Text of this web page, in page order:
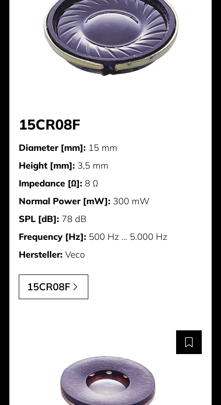
15CR08F
Diameter [mm]: 15 mm
Height [mm]: 3,5 mm
Impedance [Ω]: 8 Ω
Normal Power [mW]: 300 mW
SPL [dB]: 78 dB
Frequency [Hz]: 500 Hz ... 5.000 Hz
Hersteller: Veco
15CR08F